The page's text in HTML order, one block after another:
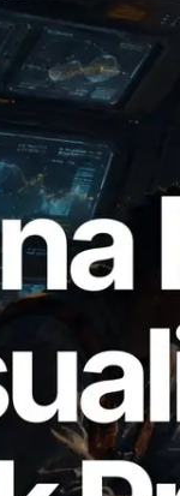
Block
化区块生